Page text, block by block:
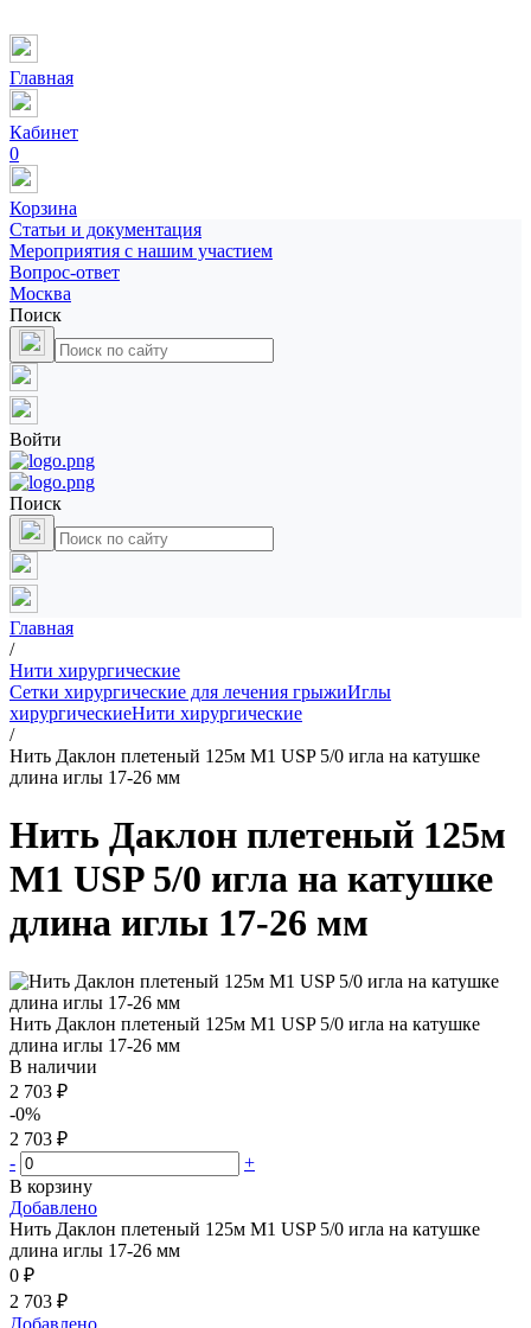
Главная
Кабинет
0
Корзина
Статьи и документация
Мероприятия с нашим участием
Вопрос-ответ
Москва
Поиск
Войти
Поиск
Главная
/
Нити хирургические
Сетки хирургические для лечения грыжиИглы
хирургическиеНити хирургические
/
Нить Даклон плетеный 125м М1 USP 5/0 игла на катушке
длина иглы 17-26 мм
Нить Даклон плетеный 125м
М1 USP 5/0 игла на катушке
длина иглы 17-26 мм
Нить Даклон плетеный 125м М1 USP 5/0 игла на катушке
длина иглы 17-26 мм
В наличии
2 703 ₽
-0%
2 703 ₽
-
+
В корзину
Добавлено
Нить Даклон плетеный 125м М1 USP 5/0 игла на катушке
длина иглы 17-26 мм
0 ₽
2 703 ₽
Добавлено